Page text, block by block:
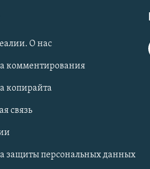
О нас
комментирования
копирайта
связь
защиты персональных данных